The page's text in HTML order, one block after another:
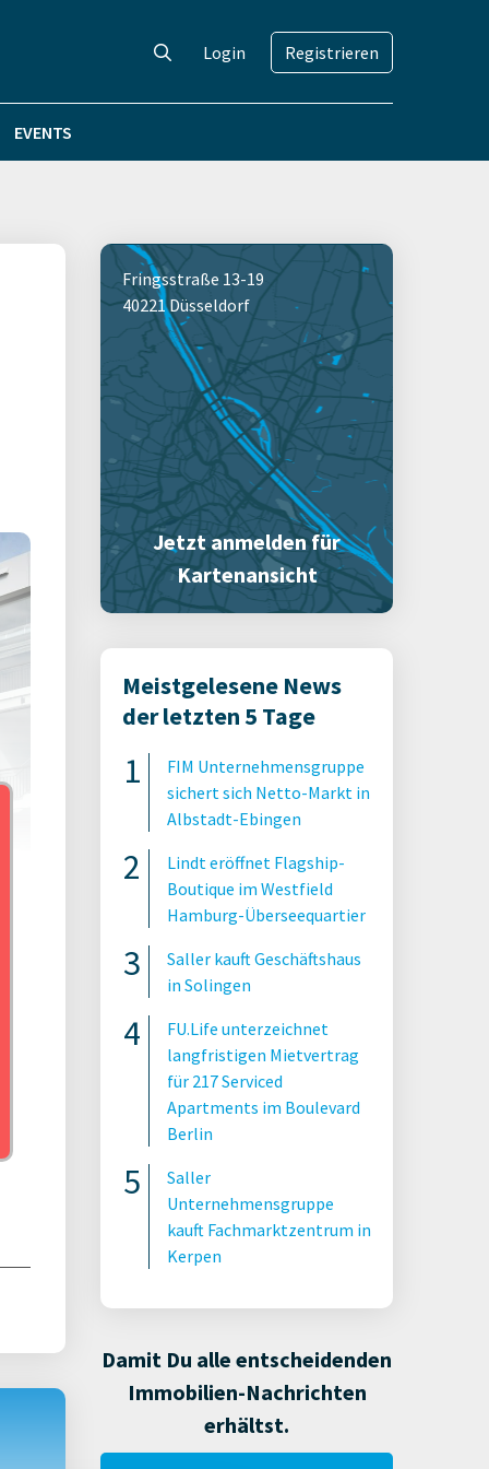
Login Registrieren
EVENTS
Fringsstraße 13-19
40221 Düsseldorf
Jetzt anmelden für
Kartenansicht
Meistgelesene News
der letzten 5 Tage
FIM Unternehmensgruppe
sichert sich Netto-Markt in
Albstadt-Ebingen
Lindt eröffnet Flagship-
Boutique im Westfield
Hamburg-Überseequartier
Saller kauft Geschäftshaus
in Solingen
FU.Life unterzeichnet
langfristigen Mietvertrag
für 217 Serviced
Apartments im Boulevard
Berlin
Saller
Unternehmensgruppe
kauft Fachmarktzentrum in
Kerpen
Damit Du alle entscheidenden
Immobilien-Nachrichten
erhältst.